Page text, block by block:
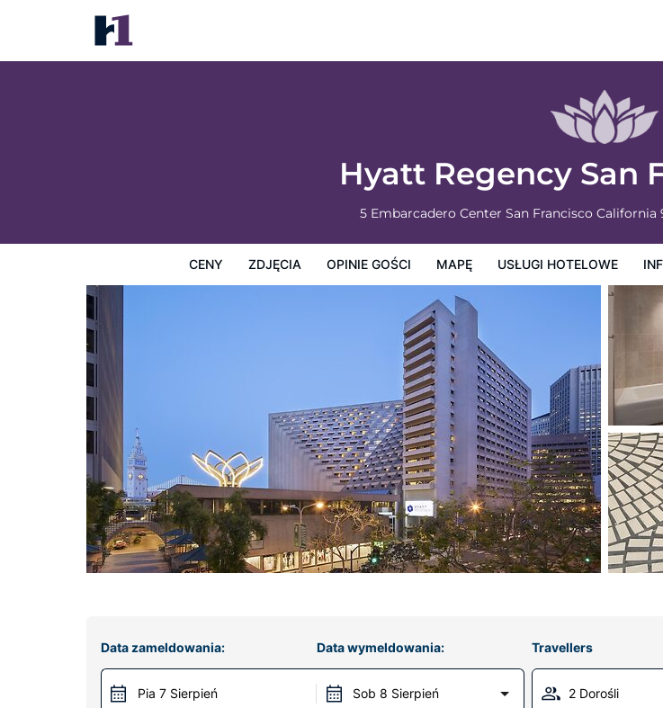
Hyatt Regency San
5 Embarcadero Center San Francisco California
CENY ZDJĘCIA OPINIE GOŚCI MAPĘ USŁUGI HOTELOWE
Hyatt Regency San Francisco
Ceny Zdjęcia Zasady
Data zameldowania:
Pia 7 Sierpień
Data wymeldowania:
Sob 8 Sierpień
Travellers
2 Dorośli